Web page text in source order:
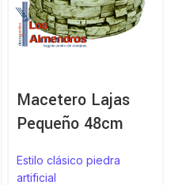
Macetero Lajas
Pequeño 48cm
Estilo clásico piedra
artificial